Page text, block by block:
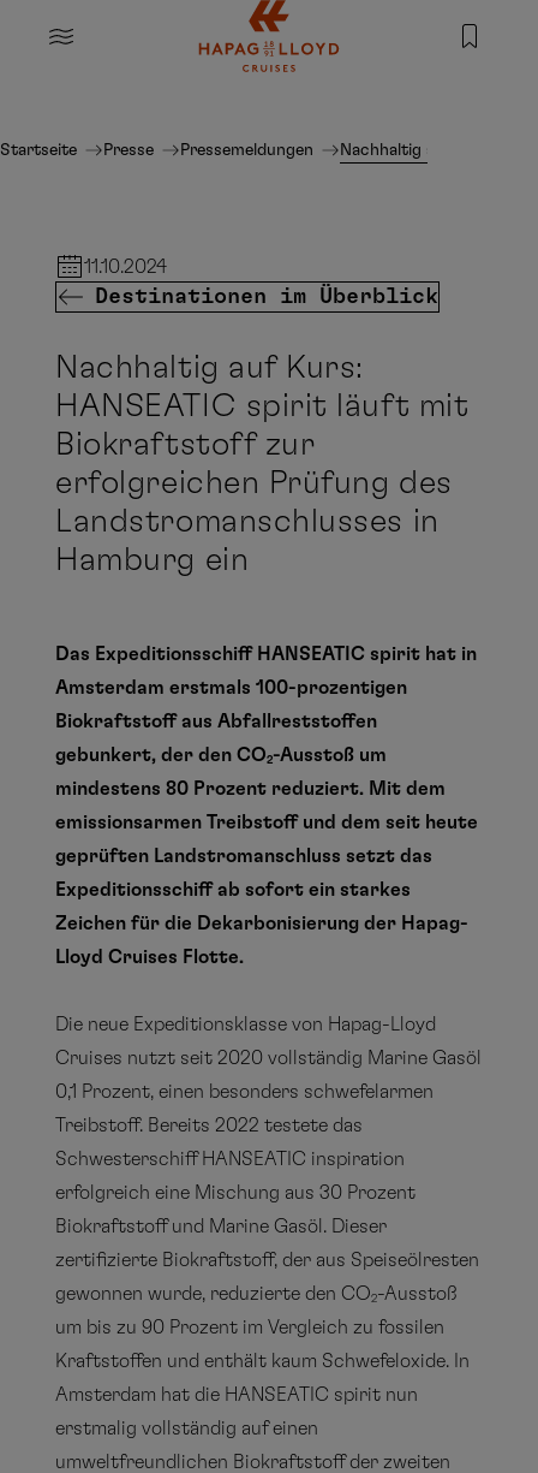
Springe zum Hauptinhalt
MENU
Startseite Presse Pressemeldungen Nachhaltig auf Kurs:
11.10.2024
Destinationen im Überblick
Nachhaltig auf Kurs:
HANSEATIC spirit läuft mit
Biokraftstoff zur
erfolgreichen Prüfung des
Landstromanschlusses in
Hamburg ein
Das Expeditionsschiff HANSEATIC spirit hat in
Amsterdam erstmals 100-prozentigen
Biokraftstoff aus Abfallreststoffen
gebunkert, der den CO2-Ausstoß um
mindestens 80 Prozent reduziert. Mit dem
emissionsarmen Treibstoff und dem seit heute
geprüften Landstromanschluss setzt das
Expeditionsschiff ab sofort ein starkes
Zeichen für die Dekarbonisierung der Hapag-
Lloyd Cruises Flotte.
Die neue Expeditionsklasse von Hapag-Lloyd
Cruises nutzt seit 2020 vollständig Marine Gasöl
0,1 Prozent, einen besonders schwefelarmen
Treibstoff. Bereits 2022 testete das
Schwesterschiff HANSEATIC inspiration
erfolgreich eine Mischung aus 30 Prozent
Biokraftstoff und Marine Gasöl. Dieser
zertifizierte Biokraftstoff, der aus Speiseölresten
gewonnen wurde, reduzierte den CO2-Ausstoß
um bis zu 90 Prozent im Vergleich zu fossilen
Kraftstoffen und enthält kaum Schwefeloxide. In
Amsterdam hat die HANSEATIC spirit nun
erstmalig vollständig auf einen
umweltfreundlichen Biokraftstoff der zweiten